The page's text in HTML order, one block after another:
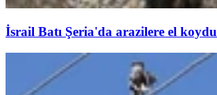
İsrail Batı Şeria'da arazilere el koydu